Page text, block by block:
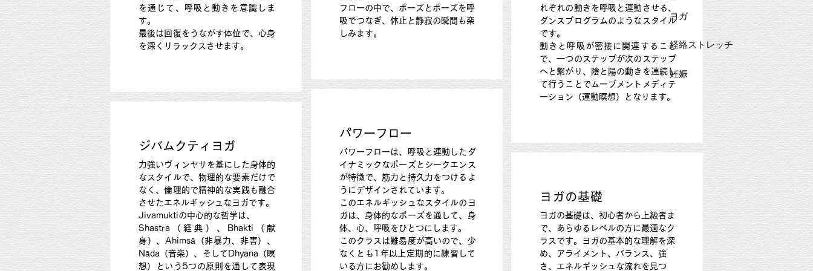
ヨガ
経絡ストレッチ
妊娠
を通じて、呼吸と動きを意識しま
す。
最後は回復をうながす体位で、心身
を深くリラックスさせます。
ジバムクティヨガ
力強いヴィンヤサを基にした身体的
なスタイルで、物理的な要素だけで
なく、倫理的で精神的な実践も融合
させたエネルギッシュなヨガです。
Jivamuktiの中心的な哲学は、
Shastra（経典）、Bhakti（献
身）、Ahimsā（非暴力、非害）、
Nāda（音楽）、そしてDhyana（瞑
想）という5つの原則を通して表現
フローの中で、ポーズとポーズを呼
吸でつなぎ、休止と静寂の瞬間も楽
しみます。
パワーフロー
パワーフローは、呼吸と連動したダ
イナミックなポーズとシークエンス
が特徴で、筋力と持久力をつけるよ
うにデザインされています。
このエネルギッシュなスタイルのヨ
ガは、身体的なポーズを通して、身
体、心、呼吸をひとつにします。
このクラスは難易度が高いので、少
なくとも1年以上定期的に練習して
いる方にお勧めします。
れぞれの動きを呼吸と連動させる、
ダンスプログラムのようなスタイル
です。
動きと呼吸が密接に関連すること
で、一つのステップが次のステップ
へと繋がり、陰と陽の動きを連続し
て行うことでムーブメントメディテ
ーション（運動瞑想）となります。
ヨガの基礎
ヨガの基礎は、初心者から上級者ま
で、あらゆるレベルの方に最適なク
ラスです。ヨガの基本的な理解を深
め、アライメント、バランス、強
さ、エネルギッシュな流れを見つ